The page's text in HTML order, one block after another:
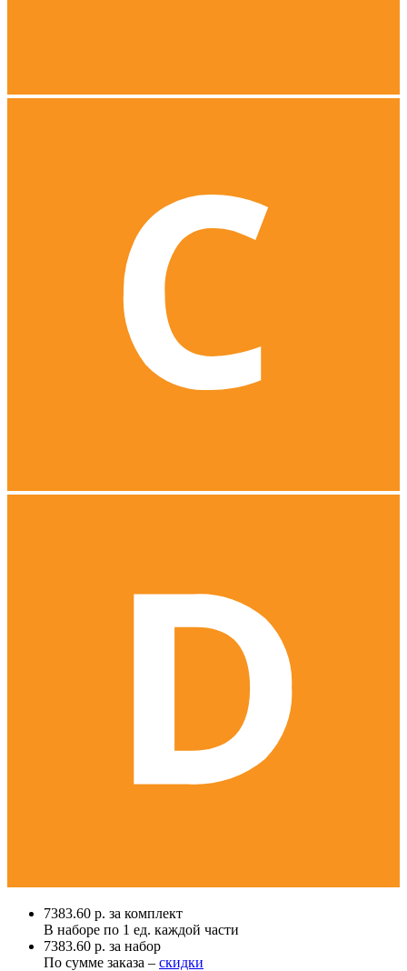
7383.60 р. за комплект
В наборе по 1 ед. каждой части
7383.60 р. за набор
По сумме заказа – скидки